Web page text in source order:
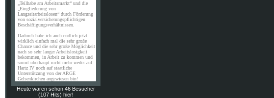
„Teilhabe am Arbeitsmarkt“ und die
„Eingliederung von
Langzeitarbeitslosen“ durch Förderung
von sozialversicherungspflichtigen
Beschäftigungsverhältnissen.
Dadurch habe ich auch endlich jetzt
wirklich einfach mal die sehr große
Chance und die sehr große Möglichkeit
nach so sehr langer Arbeitslosigkeit
bekommen, in Arbeit zu kommen und
somit überhaupt nicht mehr weder auf
Hartz IV noch auf staatliche
Unterstützung von der ARGE
Gelsenkirchen angewiesen bin!
Heute waren schon 46 Besucher
(107 Hits) hier!